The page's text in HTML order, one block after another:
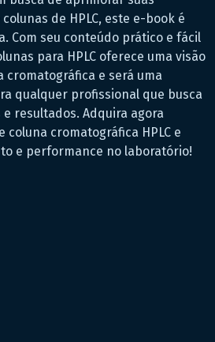
de HPLC, este e-book é
Com seu conteúdo prático e fácil
para HPLC oferece uma visão
cromatográfica e será uma
qualquer profissional que busca
resultados. Adquira agora
coluna cromatográfica HPLC e
e performance no laboratório!